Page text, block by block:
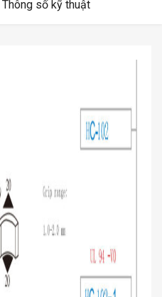
Thông số kỹ thuật